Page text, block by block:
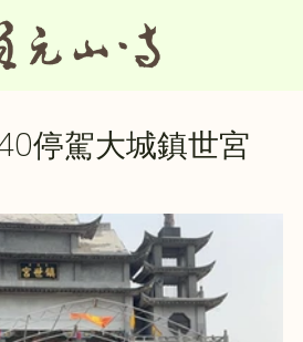
停駕大城鎮世宮